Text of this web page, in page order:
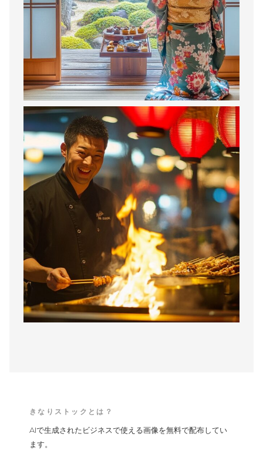
きなりストックとは？
AIで生成されたビジネスで使える画像を無料で配布してい
ます。